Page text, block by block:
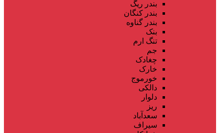
بندر ریگ
بندر کنگان
بندر گناوه
بنک
تنگ ارم
جم
چغادک
خارک
خورموج
دالکی
دلوار
ریز
سعدآباد
سیراف